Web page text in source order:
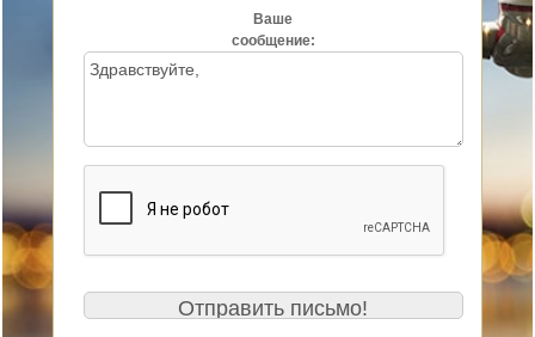
Ваше
сообщение: